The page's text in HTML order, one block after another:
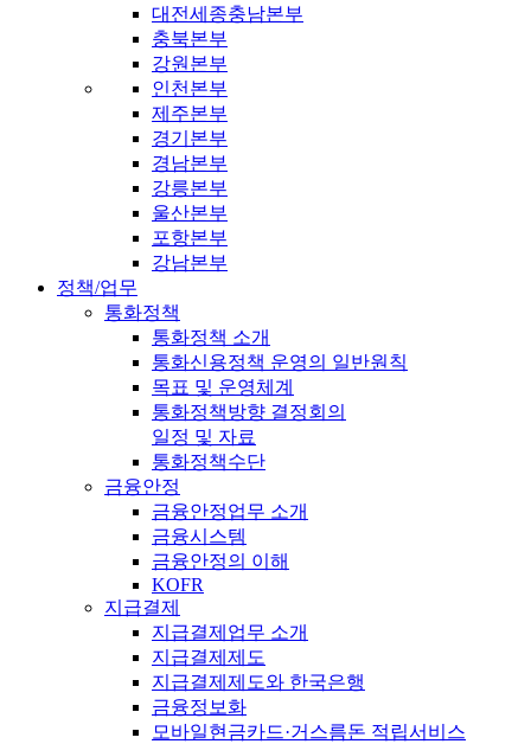
대전세종충남본부
충북본부
강원본부
인천본부
제주본부
경기본부
경남본부
강릉본부
울산본부
포항본부
강남본부
정책/업무
통화정책
통화정책 소개
통화신용정책 운영의 일반원칙
목표 및 운영체계
통화정책방향 결정회의
일정 및 자료
통화정책수단
금융안정
금융안정업무 소개
금융시스템
금융안정의 이해
KOFR
지급결제
지급결제업무 소개
지급결제제도
지급결제제도와 한국은행
금융정보화
모바일현금카드·거스름돈 적립서비스